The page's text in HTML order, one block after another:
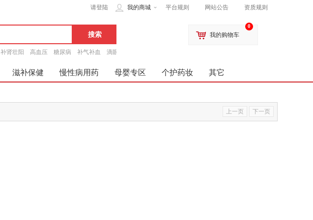
资质规则
网站公告
平台规则
我的商城
请登陆
补肾壮阳 高血压 糖尿病 补气补血 滴眼液
0
我的购物车
滋补保健 慢性病用药 母婴专区 个护药妆 其它
上一页 下一页